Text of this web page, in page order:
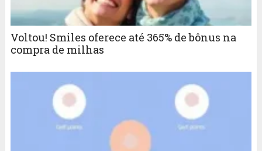
Voltou! Smiles oferece até 365% de bônus na
compra de milhas